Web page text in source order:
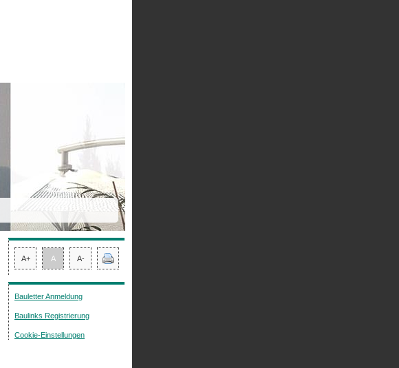
A+ A A-
Bauletter Anmeldung
Baulinks Registrierung
Cookie-Einstellungen